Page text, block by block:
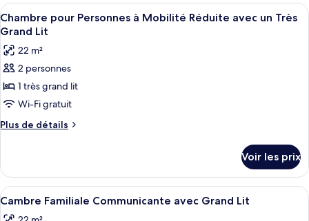
les
chambres
Afficher
toutes
les
photos
pour
ce
type
de
pour
Personnes
à
Mobilité
Une chambre d’hôtel avec un lit,
7
Chambre pour Personnes à Mobilité Réduite avec un Très
Grand Lit
22 m²
2 personnes
1 très grand lit
Wi-Fi gratuit
Plus de détails
Plus
le
type
de
Voir les prix
Afficher
toutes
Une chambre d’hôtel avec deux
8
Cambre Familiale Communicante avec Grand Lit